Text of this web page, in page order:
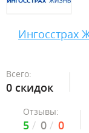
Ингосстрах
Всего:
0 скидок
Отзывы:
5 0 0